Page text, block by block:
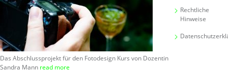
Das Abschlussprojekt für den Fotodesign Kurs von Dozentin
Sandra Mann read more
Rechtliche
Hinweise